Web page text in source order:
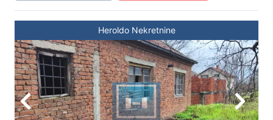
Heroldo Nekretnine